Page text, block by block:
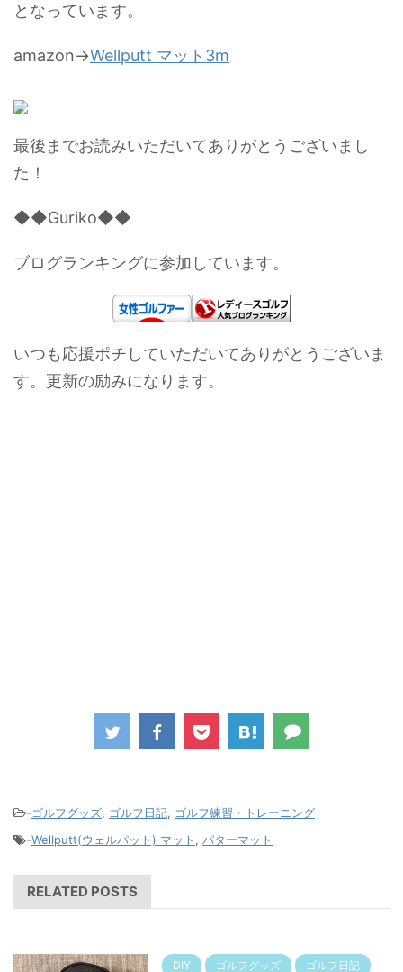
となっています。
amazon→Wellputt マット3m
最後までお読みいただいてありがとうございまし
た！
◆◆Guriko◆◆
ブログランキングに参加しています。
いつも応援ポチしていただいてありがとうございま
す。更新の励みになります。
-ゴルフグッズ, ゴルフ日記, ゴルフ練習・トレーニング
-Wellputt(ウェルパット) マット , パターマット
RELATED POSTS
DIY ゴルフグッズ ゴルフ日記